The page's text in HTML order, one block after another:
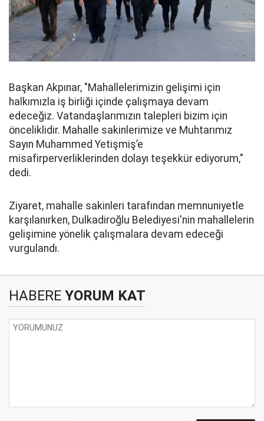
Başkan Akpınar, "Mahallelerimizin gelişimi için
halkımızla iş birliği içinde çalışmaya devam
edeceğiz. Vatandaşlarımızın talepleri bizim için
önceliklidir. Mahalle sakinlerimize ve Muhtarımız
Sayın Muhammed Yetişmiş’e
misafirperverliklerinden dolayı teşekkür ediyorum,"
dedi.
Ziyaret, mahalle sakinleri tarafından memnuniyetle
karşılanırken, Dulkadiroğlu Belediyesi'nin mahallelerin
gelişimine yönelik çalışmalara devam edeceği
vurgulandı.
HABERE YORUM KAT